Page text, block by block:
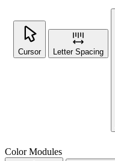
Cursor Letter Spacing
Color Modules